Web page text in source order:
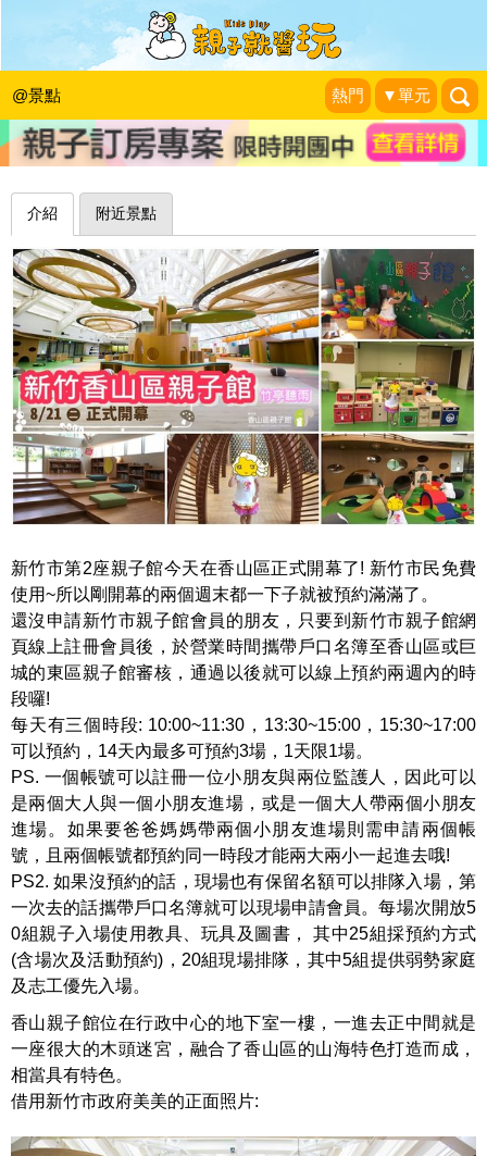
@景點 熱門 ▼單元
角色扮演區、積木建構區、滑步車道，
玩都玩不完～新竹市香山區親子館
竹亭聽雨|2018-08-21
介紹 附近景點
新竹市第2座親子館今天在香山區正式開幕了! 新竹市民免費
使用~所以剛開幕的兩個週末都一下子就被預約滿滿了。
還沒申請新竹市親子館會員的朋友，只要到新竹市親子館網
頁線上註冊會員後，於營業時間攜帶戶口名簿至香山區或巨
城的東區親子館審核，通過以後就可以線上預約兩週內的時
段囉!
每天有三個時段: 10:00~11:30，13:30~15:00，15:30~17:00
可以預約，14天內最多可預約3場，1天限1場。
PS. 一個帳號可以註冊一位小朋友與兩位監護人，因此可以
是兩個大人與一個小朋友進場，或是一個大人帶兩個小朋友
進場。如果要爸爸媽媽帶兩個小朋友進場則需申請兩個帳
號，且兩個帳號都預約同一時段才能兩大兩小一起進去哦!
PS2. 如果沒預約的話，現場也有保留名額可以排隊入場，第
一次去的話攜帶戶口名簿就可以現場申請會員。每場次開放5
0組親子入場使用教具、玩具及圖書， 其中25組採預約方式
(含場次及活動預約)，20組現場排隊，其中5組提供弱勢家庭
及志工優先入場。
香山親子館位在行政中心的地下室一樓，一進去正中間就是
一座很大的木頭迷宮，融合了香山區的山海特色打造而成，
相當具有特色。
借用新竹市政府美美的正面照片: